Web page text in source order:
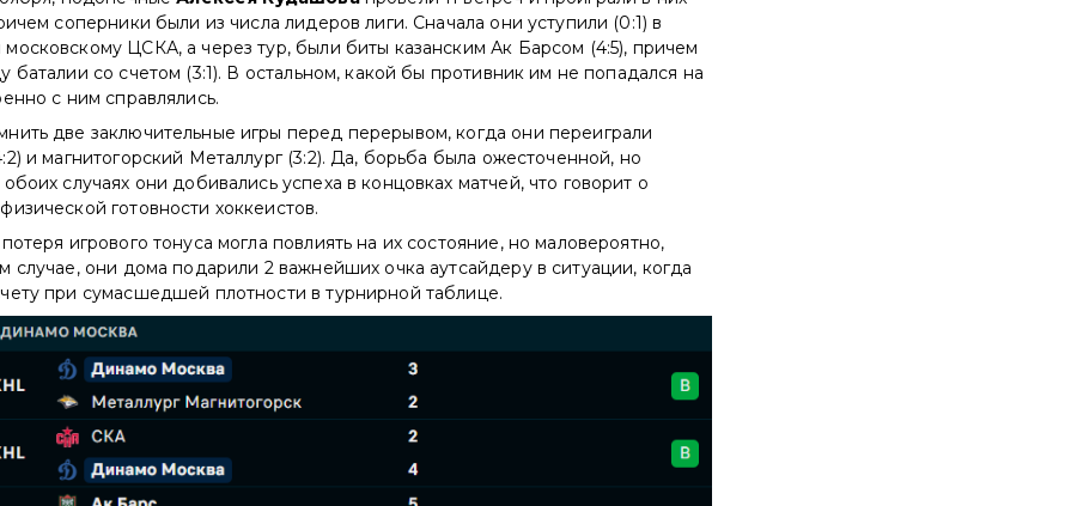
соперники были из числа лидеров лиги. Сначала они уступили (0:1) в
ЦСКА, а через тур, были биты казанским Ак Барсом (4:5), причем
баталии со счетом (3:1). В остальном, какой бы противник им не попадался на
с ним справлялись.
две заключительные игры перед перерывом, когда они переиграли
и магнитогорский Металлург (3:2). Да, борьба была ожесточенной, но
случаях они добивались успеха в концовках матчей, что говорит о
готовности хоккеистов.
игрового тонуса могла повлиять на их состояние, но маловероятно,
случае, они дома подарили 2 важнейших очка аутсайдеру в ситуации, когда
при сумасшедшей плотности в турнирной таблице.